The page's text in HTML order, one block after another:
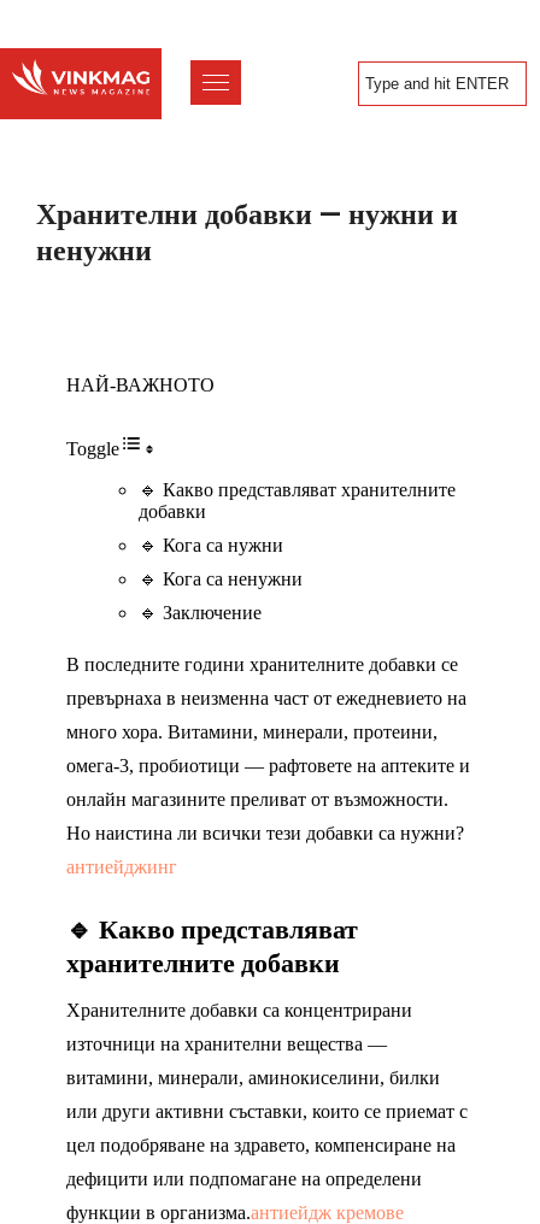
Хранителни добавки — нужни и
ненужни
НАЙ-ВАЖНОТО
Toggle
🔹 Какво представляват хранителните
добавки
🔹 Кога са нужни
🔹 Кога са ненужни
🔹 Заключение
В последните години хранителните добавки се
превърнаха в неизменна част от ежедневието на
много хора. Витамини, минерали, протеини,
омега-3, пробиотици — рафтовете на аптеките и
онлайн магазините преливат от възможности.
Но наистина ли всички тези добавки са нужни?
антиейджинг
🔹 Какво представляват
хранителните добавки
Хранителните добавки са концентрирани
източници на хранителни вещества —
витамини, минерали, аминокиселини, билки
или други активни съставки, които се приемат с
цел подобряване на здравето, компенсиране на
дефицити или подпомагане на определени
функции в организма.антиейдж кремове